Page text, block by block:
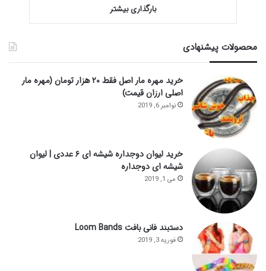
بارگذاری بیشتر
محصولات پیشنهادی
خرید مهره مار اصل فقط ۲۰ هزار تومان (مهره مار
اصلی ارزان قیمت)
نوامبر 6, 2019
خرید لیوان دوجداره شیشه ای ۶ عددی | لیوان
شیشه ای دوجداره
می 1, 2019
دستبند فانی بافت Loom Bands
فوریه 3, 2019